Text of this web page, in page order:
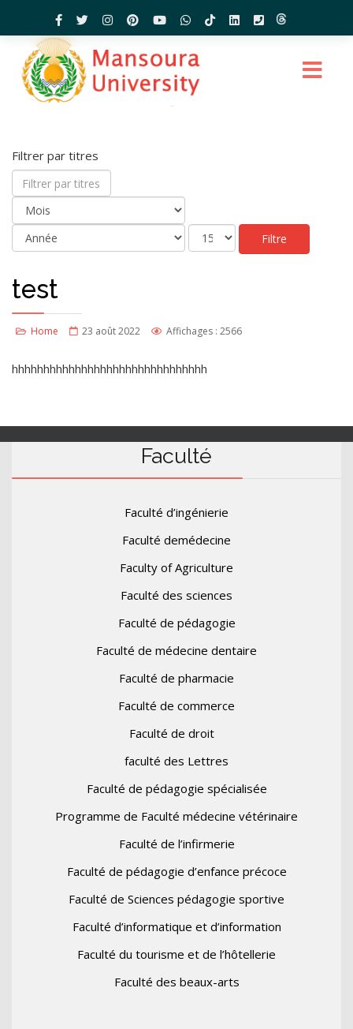
Filtrer par titres
Filtre
test
Home 23 août 2022 Affichages : 2566
hhhhhhhhhhhhhhhhhhhhhhhhhhhhhhh
Faculté
Faculté d’ingénierie
Faculté demédecine
Faculty of Agriculture
Faculté des sciences
Faculté de pédagogie
Faculté de médecine dentaire
Faculté de pharmacie
Faculté de commerce
Faculté de droit
faculté des Lettres
Faculté de pédagogie spécialisée
Programme de Faculté médecine vétérinaire
Faculté de l’infirmerie
Faculté de pédagogie d’enfance précoce
Faculté de Sciences pédagogie sportive
Faculté d’informatique et d’information
Faculté du tourisme et de l’hôtellerie
Faculté des beaux-arts